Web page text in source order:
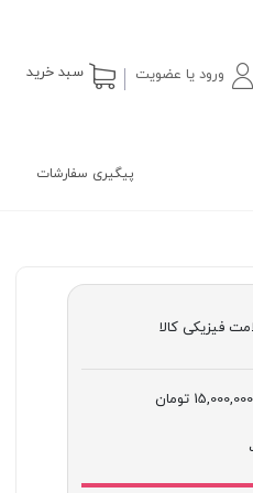
ورود یا عضویت سبد خرید
پیگیری سفارشات
فیزیکی کالا
15,000,000 تومان